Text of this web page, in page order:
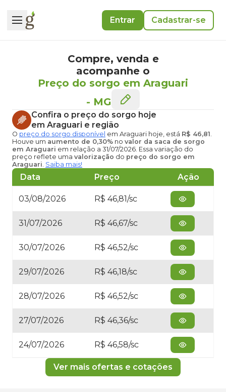
Entrar Cadastrar-se
Compre, venda e
acompanhe o
Preço do sorgo em Araguari
- MG
Confira o preço do sorgo hoje
em Araguari e região
O preço do sorgo disponível em Araguari hoje, está R$ 46,81.
Houve um aumento de 0,30% no valor da saca de sorgo
em Araguari em relação a 31/07/2026. Essa variação do
preço reflete uma valorização do preço do sorgo em
Araguari. Saiba mais!
Data Preço Ação
03/08/2026 R$ 46,81/sc
31/07/2026 R$ 46,67/sc
30/07/2026 R$ 46,52/sc
29/07/2026 R$ 46,18/sc
28/07/2026 R$ 46,52/sc
27/07/2026 R$ 46,36/sc
24/07/2026 R$ 46,58/sc
Ver mais ofertas e cotações